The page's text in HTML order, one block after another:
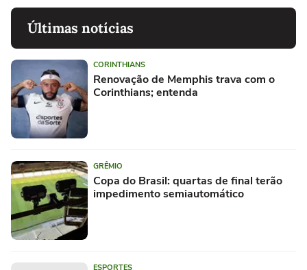
Últimas notícias
CORINTHIANS
Renovação de Memphis trava com o
Corinthians; entenda
GRÊMIO
Copa do Brasil: quartas de final terão
impedimento semiautomático
ESPORTES